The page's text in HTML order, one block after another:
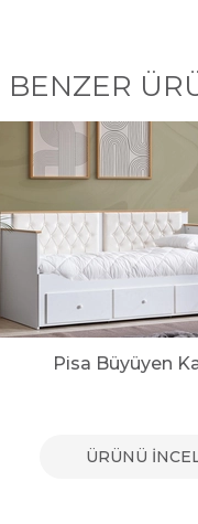
BENZER
Pisa Büyüyen
ÜRÜNÜ